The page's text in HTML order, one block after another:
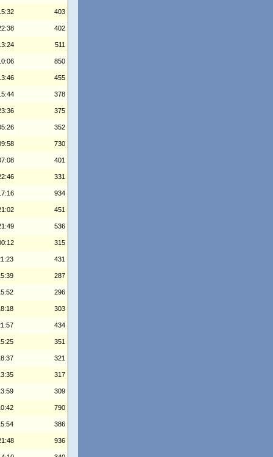
403
402
511
850
455
378
375
352
730
401
331
934
451
536
315
431
287
296
303
434
351
321
317
309
790
386
936